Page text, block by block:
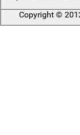
Copyright ©